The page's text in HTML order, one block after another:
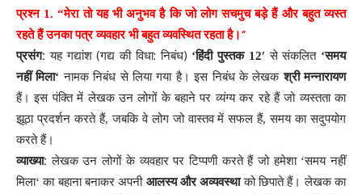
प्रश्न 1. “मेरा तो यह भी अनुभव है कि जो लोग सचमुच बड़े हैं और बहुत व्यस्त
रहते हैं उनका पत्र व्यवहार भी बहुत व्यवस्थित रहता है।“
प्रसंग: यह गद्यांश(गद्य की विधा:निबंध) ‘हिंदी पुस्तक 12′ से संकलित ‘समय
नहीं मिला‘ नामक निबंध से लिया गया है। इस निबंध के लेखक श्री मन्नारायण
हैं। इस पंक्ति में लेखक उन लोगों के बहाने पर व्यंग्य कर रहे हैं जो व्यस्तता का
झूठा प्रदर्शन करते हैं,जबकि वे लोग जो वास्तव में सफल हैं,समय का सदुपयोग
करते हैं।
व्याख्या: लेखक उन लोगों के व्यवहार पर टिप्पणी करते हैं जो हमेशा ‘समय नहीं
मिला‘का बहाना बनाकर अपनी आलस्य और अव्यवस्था को छिपाते हैं। लेखक का